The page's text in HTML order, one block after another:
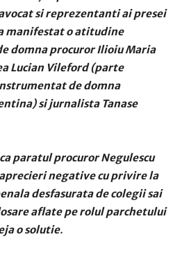
si reprezentanti ai presei
manifestat o atitudine
domna procuror Ilioiu Maria
Lucian Vileford (parte
de domna
si jurnalista Tanase
paratul procuror Negulescu
negative cu privire la
desfasurata de colegii sai
aflate pe rolul parchetului
o solutie.